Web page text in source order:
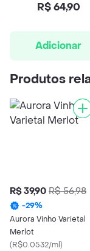
R$ 64,90
Adicionar
Produtos
R$ 39,90 R$ 56,98
-29%
Aurora Vinho Varietal
Merlot
(R$0.0532/ml)